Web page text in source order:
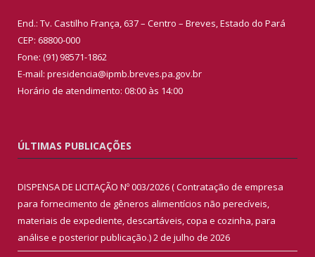
End.: Tv. Castilho França, 637 – Centro – Breves, Estado do Pará
CEP: 68800-000
Fone: (91) 98571-1862
E-mail: presidencia@ipmb.breves.pa.gov.br
Horário de atendimento: 08:00 às 14:00
ÚLTIMAS PUBLICAÇÕES
DISPENSA DE LICITAÇÃO Nº 003/2026 ( Contratação de empresa
para fornecimento de gêneros alimentícios não perecíveis,
materiais de expediente, descartáveis, copa e cozinha, para
análise e posterior publicação.)2 de julho de 2026